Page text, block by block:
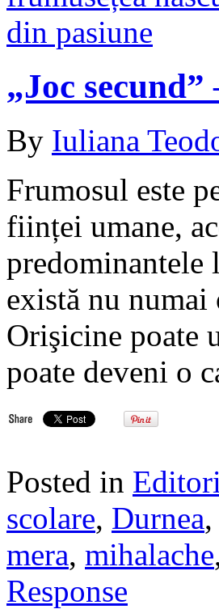
„Joc
By Iuliana
Frumosul este
ființei umane,
predominantele
există nu numai
Orişicine poate
poate deveni o
Posted in
scolare, Durnea,
mera, mihalache
Response